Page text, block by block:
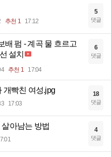
추천 1 17:12
5
댓글
배 펌 - 계곡 물 흐르고
설치
추천 1 17:04
6
댓글
개빡친 여성.jpg
17:03
18
댓글
아남는 방법 4
댓글